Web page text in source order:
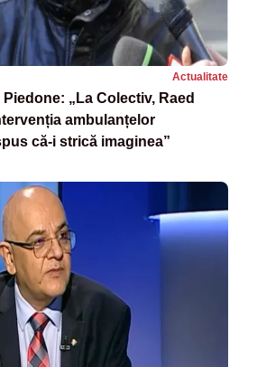
Actualitate
„La Colectiv, Raed
ambulanțelor
că-i strică imaginea”